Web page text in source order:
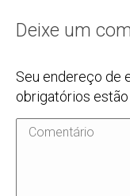
Deixe um
Seu endereço de
obrigatórios
Comentário